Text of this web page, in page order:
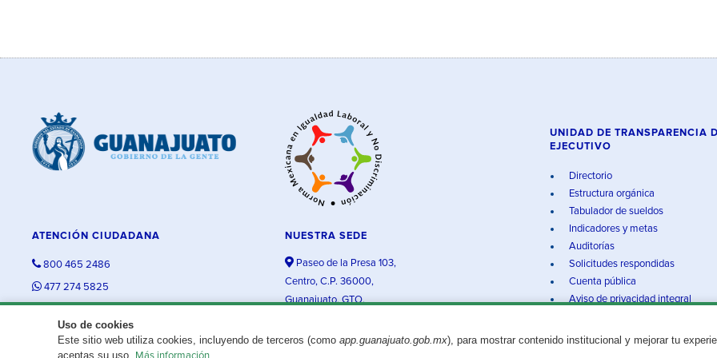
Uso de cookies
Este sitio web utiliza cookies, incluyendo de terceros (como app.guanajuato.gob.mx), para mostrar contenido institucional y mejorar tu
aceptas su uso.
ATENCIÓN CIUDADANA
800 465 2486
477 274 5825
NUESTRA SEDE
Paseo de la Presa 103,
Centro, C.P. 36000,
Guanajuato, GTO.
UNIDAD DE TRANSPARENCIA
EJECUTIVO
Directorio
Estructura orgánica
Tabulador de sueldos
Indicadores y metas
Auditorías
Solicitudes respondidas
Cuenta pública
Aviso de privacidad integral
¿Existe algún problema con esta página?Repórtalo aquí. Aviso legal© 2025 Gobierno del Estado de Guanajuato